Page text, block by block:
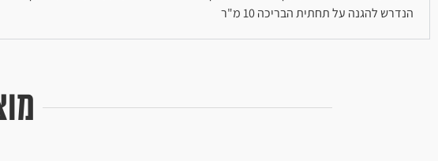
הנדרש להגנה על תחתית הבריכה 10 מ"ר